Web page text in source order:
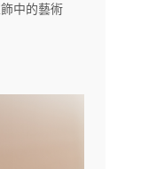
中的藝術